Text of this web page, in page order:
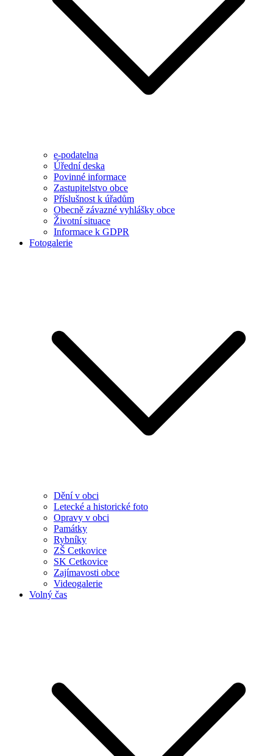
e-podatelna
Úřední deska
Povinné informace
Zastupitelstvo obce
Příslušnost k úřadům
Obecně závazné vyhlášky obce
Životní situace
Informace k GDPR
Fotogalerie
Dění v obci
Letecké a historické foto
Opravy v obci
Památky
Rybníky
ZŠ Cetkovice
SK Cetkovice
Zajímavosti obce
Videogalerie
Volný čas